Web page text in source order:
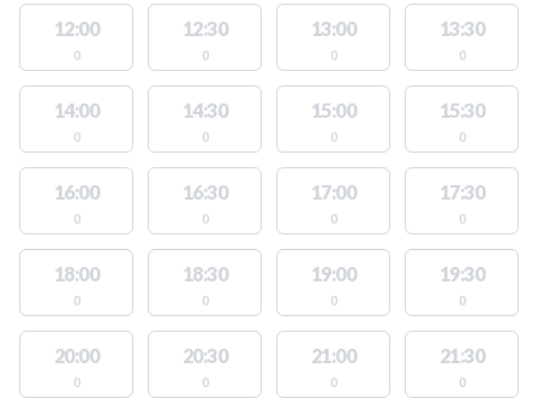
12:00
0
12:30
0
13:00
0
13:30
0
14:00
0
14:30
0
15:00
0
15:30
0
16:00
0
16:30
0
17:00
0
17:30
0
18:00
0
18:30
0
19:00
0
19:30
0
20:00
0
20:30
0
21:00
0
21:30
0